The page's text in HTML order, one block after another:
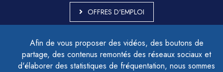
Afin de vous proposer des vidéos, des boutons de
partage, des contenus remontés des réseaux sociaux et
d'élaborer des statistiques de fréquentation, nous sommes
OFFRES D'EMPLOI
ACCESSIBILITÉ - PARTIELLEMENT CONFORME
PLAN DU SITE
MENTIONS LÉGALES